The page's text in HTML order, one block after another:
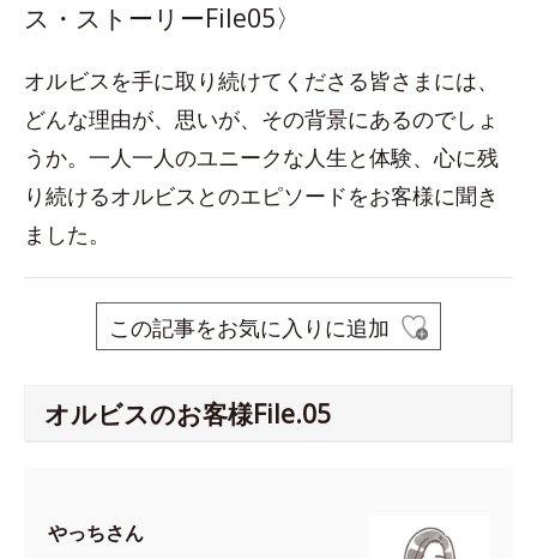
ス・ストーリーFile05〉
オルビスを手に取り続けてくださる皆さまには、
どんな理由が、思いが、その背景にあるのでしょ
うか。一人一人のユニークな人生と体験、心に残
り続けるオルビスとのエピソードをお客様に聞き
ました。
この記事をお気に入りに追加
オルビスのお客様File.05
やっちさん